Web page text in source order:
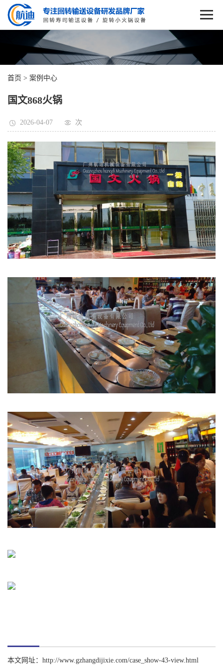
首页 > 案例中心
国文868火锅
2026-04-07 次
本文网址： http://www.gzhangdijixie.com/case_show-43-view.html